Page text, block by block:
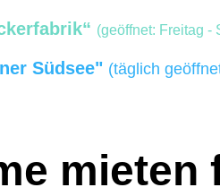
(geöffnet: Freitag
Südsee" (täglich
mieten